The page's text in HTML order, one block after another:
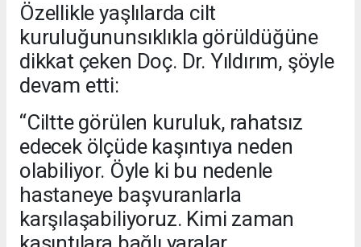
Özellikle yaşlılarda cilt
kuruluğununsıklıkla görüldüğüne
dikkat çeken Doç. Dr. Yıldırım, şöyle
devam etti:
“Ciltte görülen kuruluk, rahatsız
edecek ölçüde kaşıntıya neden
olabiliyor. Öyle ki bu nedenle
hastaneye başvuranlarla
karşılaşabiliyoruz. Kimi zaman